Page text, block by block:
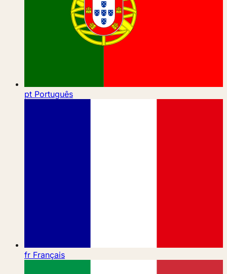
pt Português
fr Français